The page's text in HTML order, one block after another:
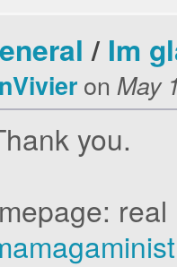
/ Im
on May
you.